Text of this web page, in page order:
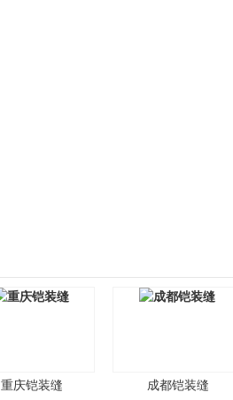
重庆铠装缝 成都铠装缝